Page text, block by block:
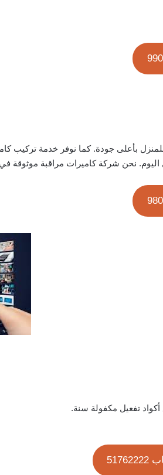
بأعلى جودة. كما نوفر خدمة تركيب
تفعيل مكفولة سنة.